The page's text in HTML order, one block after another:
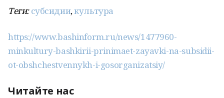
Теги: субсидии,культура
https://www.bashinform.ru/news/1477960-
minkultury-bashkirii-prinimaet-zayavki-na-subsidii-
ot-obshchestvennykh-i-gosorganizatsiy/
Читайте нас